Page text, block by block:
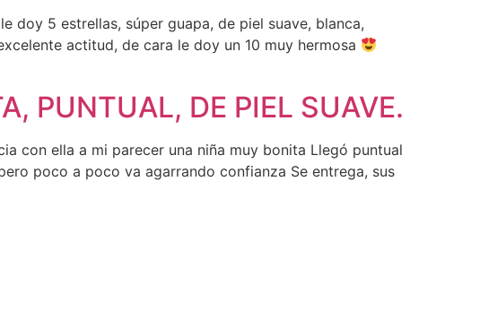
doy 5 estrellas, súper guapa, de piel suave, blanca,
actitud, de cara le doy un 10 muy hermosa
PUNTUAL, DE PIEL SUAVE.
con ella a mi parecer una niña muy bonita Llegó puntual
poco a poco va agarrando confianza Se entrega, sus